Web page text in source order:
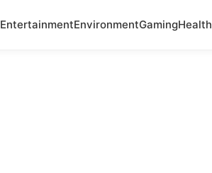
EntertainmentEnvironmentGamingHealth